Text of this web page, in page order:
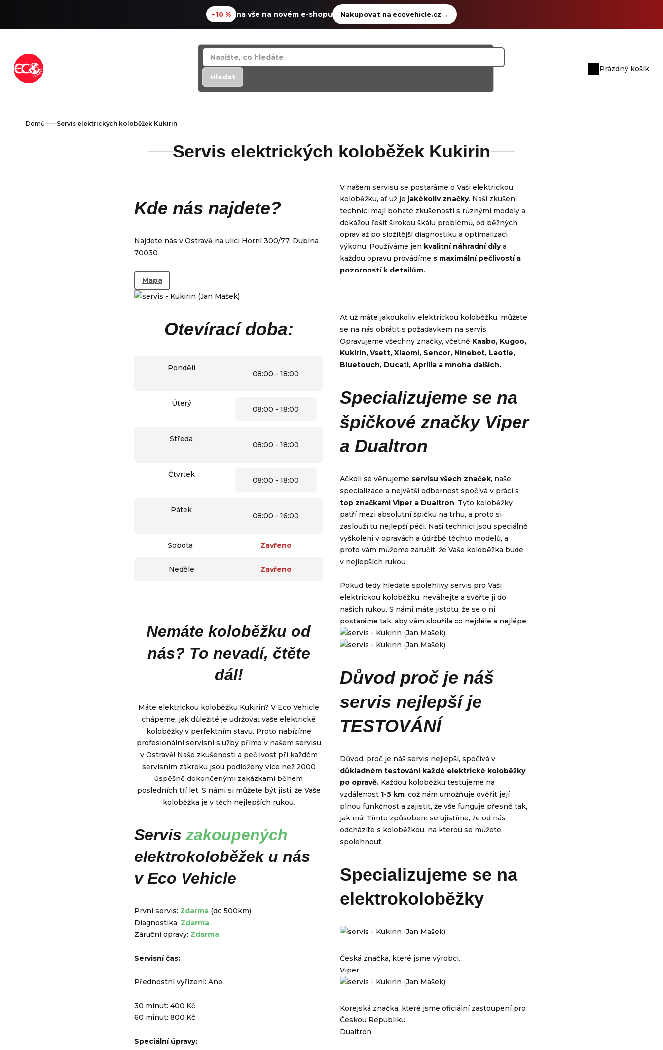
−10 % na vše na novém e-shopu Nakupovat na ecovehicle.cz →
obsah
Hledat
Nákupní
Prázdný košík
Domů Servis elektrických koloběžek Kukirin
Servis elektrických koloběžek Kukirin
Kde nás najdete?
Najdete nás v Ostravě na ulici Horní 300/77, Dubina
70030
Mapa
Otevírací doba:
Pondělí
08:00 - 18:00
Úterý
08:00 - 18:00
Středa
08:00 - 18:00
Čtvrtek
08:00 - 18:00
Pátek
08:00 - 16:00
Sobota Zavřeno
Neděle Zavřeno
Nemáte koloběžku od
nás? To nevadí, čtěte
dál!
Máte elektrickou koloběžku Kukirin? V Eco Vehicle
chápeme, jak důležité je udržovat vaše elektrické
koloběžky v perfektním stavu. Proto nabízíme
profesionální servisní služby přímo v našem servisu
v Ostravě! Naše zkušenosti a pečlivost při každém
servisním zákroku jsou podloženy více než 2000
úspěšně dokončenými zakázkami během
posledních tří let. S námi si můžete být jisti, že Vaše
koloběžka je v těch nejlepších rukou.
Servis zakoupených
elektrokoloběžek u nás
v Eco Vehicle
První servis: Zdarma (do 500km)
Diagnostika: Zdarma
Záruční opravy: Zdarma
Servisní čas:
Přednostní vyřízení: Ano
30 minut: 400 Kč
60 minut: 800 Kč
Speciální úpravy:
V našem servisu se postaráme o Vaši elektrickou
koloběžku, ať už je jakékoliv značky. Naši zkušení
technici mají bohaté zkušenosti s různými modely a
dokážou řešit širokou škálu problémů, od běžných
oprav až po složitější diagnostiku a optimalizaci
výkonu. Používáme jen kvalitní náhradní dílya
každou opravu provádíme s maximální pečlivostí a
pozorností k detailům.
Ať už máte jakoukoliv elektrickou koloběžku, můžete
se na nás obrátit s požadavkem na servis.
Opravujeme všechny značky, včetně Kaabo, Kugoo,
Kukirin, Vsett, Xiaomi, Sencor, Ninebot, Laotie,
Bluetouch, Ducati, Aprilia a mnoha dalších.
Specializujeme se na
špičkové značky Viper
a Dualtron
Ačkoli se věnujeme servisu všech značek, naše
specializace a největší odbornost spočívá v práci s
top značkami Viper a Dualtron. Tyto koloběžky
patří mezi absolutní špičku na trhu, a proto si
zaslouží tu nejlepší péči. Naši technici jsou speciálně
vyškoleni v opravách a údržbě těchto modelů, a
proto vám můžeme zaručit, že Vaše koloběžka bude
v nejlepších rukou.
Pokud tedy hledáte spolehlivý servis pro Vaši
elektrickou koloběžku, neváhejte a svěřte ji do
našich rukou. S námi máte jistotu, že se o ni
postaráme tak, aby vám sloužila co nejdéle a nejlépe.
Důvod proč je náš
servis nejlepší je
TESTOVÁNÍ
Důvod, proč je náš servis nejlepší, spočívá v
důkladném testování každé elektrické koloběžky
po opravě. Každou koloběžku testujeme na
vzdálenost 1-5 km, což nám umožňuje ověřit její
plnou funkčnost a zajistit, že vše funguje přesně tak,
jak má. Tímto způsobem se ujistíme, že od nás
odcházíte s koloběžkou, na kterou se můžete
spolehnout.
Specializujeme se na
elektrokoloběžky
Česká značka, které jsme výrobci.
Viper
Korejská značka, které jsme oficiální zastoupení pro
Českou Republiku
Dualtron